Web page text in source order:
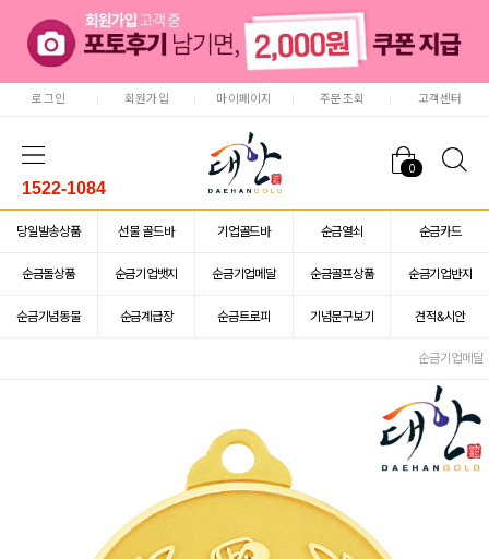
로그인 회원가입 마이페이지 주문조회 고객센터
0
1522-1084
당일발송상품 선물 골드바 기업골드바 순금열쇠 순금카드
순금돌상품 순금기업뱃지 순금기업메달 순금골프상품 순금기업반지
순금기념동물 순금계급장 순금트로피 기념문구보기 견적&시안
순금기업메달